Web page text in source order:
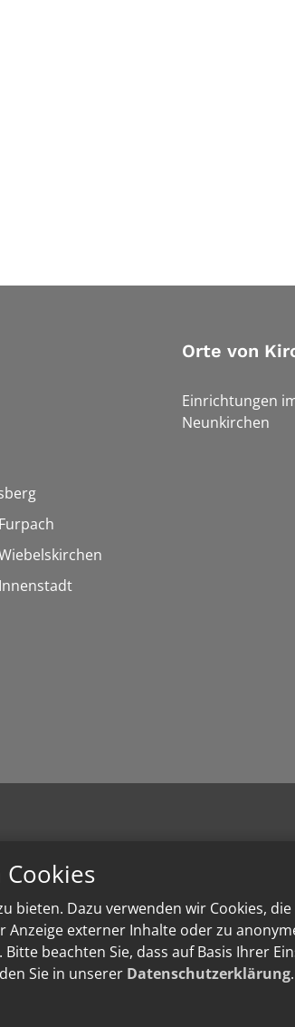
bieten. Dazu verwenden wir Cookies,
externer Inhalte oder zu
beachten Sie, dass auf Basis Ihrer
Sie in unserer Datenschutzerklärung.
Orte von
Einrichtungen
Neunkirchen